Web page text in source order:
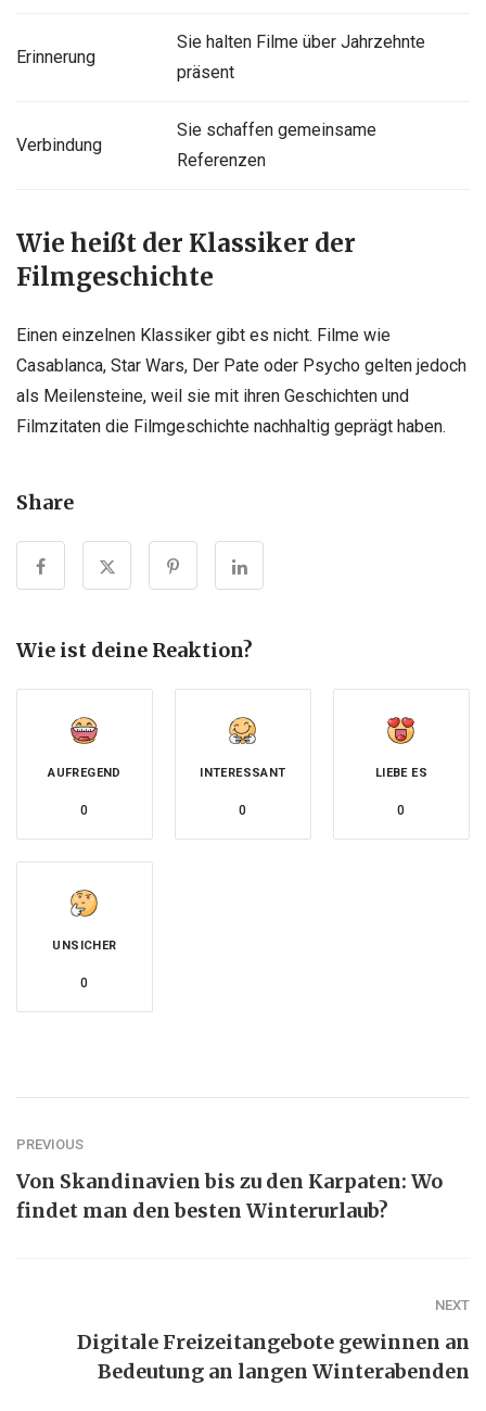
Erinnerung
Sie halten Filme über Jahrzehnte
präsent
Verbindung
Sie schaffen gemeinsame
Referenzen
Wie heißt der Klassiker der
Filmgeschichte
Einen einzelnen Klassiker gibt es nicht. Filme wie
Casablanca, Star Wars, Der Pate oder Psycho gelten jedoch
als Meilensteine, weil sie mit ihren Geschichten und
Filmzitaten die Filmgeschichte nachhaltig geprägt haben.
Share
Wie ist deine Reaktion?
AUFREGEND
0
INTERESSANT
0
LIEBE ES
0
UNSICHER
0
PREVIOUS
Von Skandinavien bis zu den Karpaten: Wo
findet man den besten Winterurlaub?
NEXT
Digitale Freizeitangebote gewinnen an
Bedeutung an langen Winterabenden